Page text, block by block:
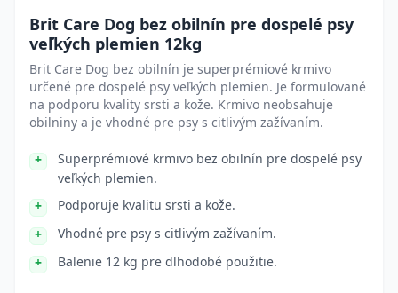
Brit Care Dog bez obilnín pre dospelé psy
veľkých plemien 12kg
Brit Care Dog bez obilnín je superprémiové krmivo
určené pre dospelé psy veľkých plemien. Je formulované
na podporu kvality srsti a kože. Krmivo neobsahuje
obilniny a je vhodné pre psy s citlivým zažívaním.
Superprémiové krmivo bez obilnín pre dospelé psy
veľkých plemien.
Podporuje kvalitu srsti a kože.
Vhodné pre psy s citlivým zažívaním.
Balenie 12 kg pre dlhodobé použitie.